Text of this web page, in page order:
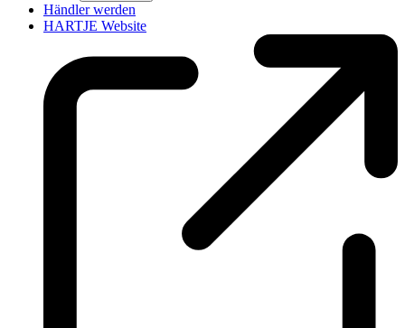
Händler werden
HARTJE Website